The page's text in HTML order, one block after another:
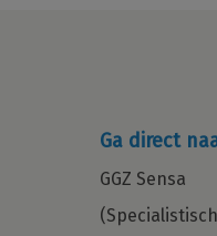
Ga direct
GGZ Sensa